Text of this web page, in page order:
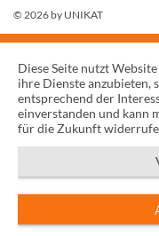
© 2026 by UNIKAT
Diese Seite nutzt
ihre Dienste anzubieten,
entsprechend der
einverstanden und kann
für die Zukunft